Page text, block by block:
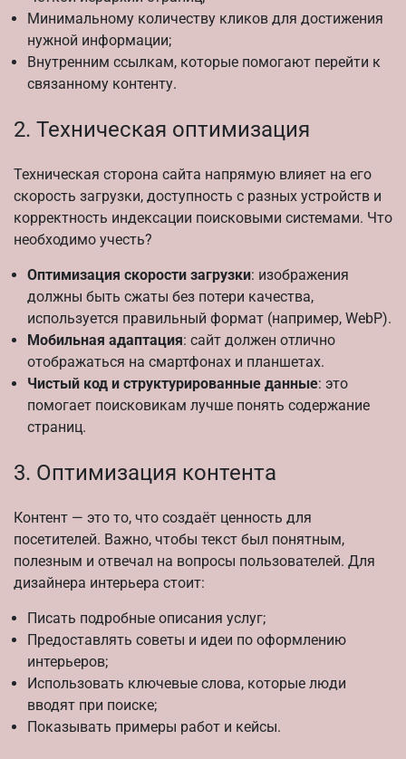
Минимальному количеству кликов для достижения
нужной информации;
Внутренним ссылкам, которые помогают перейти к
связанному контенту.
2. Техническая оптимизация
Техническая сторона сайта напрямую влияет на его
скорость загрузки, доступность с разных устройств и
корректность индексации поисковыми системами. Что
необходимо учесть?
Оптимизация скорости загрузки: изображения
должны быть сжаты без потери качества,
используется правильный формат (например, WebP).
Мобильная адаптация: сайт должен отлично
отображаться на смартфонах и планшетах.
Чистый код и структурированные данные: это
помогает поисковикам лучше понять содержание
страниц.
3. Оптимизация контента
Контент — это то, что создаёт ценность для
посетителей. Важно, чтобы текст был понятным,
полезным и отвечал на вопросы пользователей. Для
дизайнера интерьера стоит:
Писать подробные описания услуг;
Предоставлять советы и идеи по оформлению
интерьеров;
Использовать ключевые слова, которые люди
вводят при поиске;
Показывать примеры работ и кейсы.